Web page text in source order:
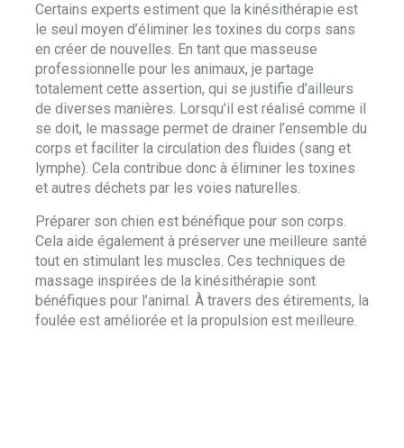
Certains experts estiment que la kinésithérapie est
le seul moyen d’éliminer les toxines du corps sans
en créer de nouvelles. En tant que masseuse
professionnelle pour les animaux, je partage
totalement cette assertion, qui se justifie d’ailleurs
de diverses manières. Lorsqu’il est réalisé comme il
se doit, le massage permet de drainer l’ensemble du
corps et faciliter la circulation des fluides (sang et
lymphe). Cela contribue donc à éliminer les toxines
et autres déchets par les voies naturelles.
Préparer son chien est bénéfique pour son corps.
Cela aide également à préserver une meilleure santé
tout en stimulant les muscles. Ces techniques de
massage inspirées de la kinésithérapie sont
bénéfiques pour l’animal. À travers des étirements, la
foulée est améliorée et la propulsion est meilleure.